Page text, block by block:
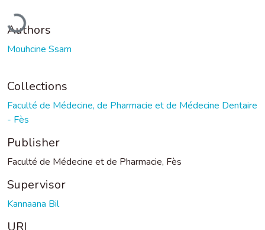
Authors
Mouhcine Ssam
Collections
Faculté de Médecine, de Pharmacie et de Médecine Dentaire
- Fès
Publisher
Faculté de Médecine et de Pharmacie, Fès
Supervisor
Kannaana Bil
URI